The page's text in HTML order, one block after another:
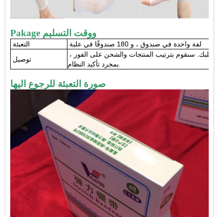
Pakage ووقت التسليم
التعبئة
لفة واحدة في صندوق ، و 180 صندوقًا في علبة
توصيل
طلبك. سنقوم بترتيب المنتجات والشحن على الفور ،
صورة التعبئة للرجوع اليها